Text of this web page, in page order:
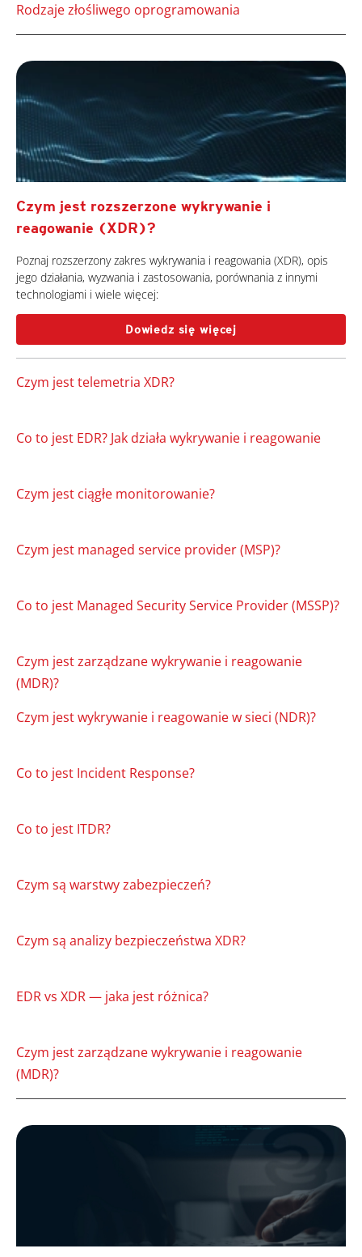
Rodzaje złośliwego oprogramowania
Czym jest rozszerzone wykrywanie i
reagowanie (XDR)?
Poznaj rozszerzony zakres wykrywania i reagowania (XDR), opis
jego działania, wyzwania i zastosowania, porównania z innymi
technologiami i wiele więcej:
Dowiedz się więcej
Czym jest telemetria XDR?
Co to jest EDR? Jak działa wykrywanie i reagowanie
Czym jest ciągłe monitorowanie?
Czym jest managed service provider (MSP)?
Co to jest Managed Security Service Provider (MSSP)?
Czym jest zarządzane wykrywanie i reagowanie
(MDR)?
Czym jest wykrywanie i reagowanie w sieci (NDR)?
Co to jest Incident Response?
Co to jest ITDR?
Czym są warstwy zabezpieczeń?
Czym są analizy bezpieczeństwa XDR?
EDR vs XDR — jaka jest różnica?
Czym jest zarządzane wykrywanie i reagowanie
(MDR)?